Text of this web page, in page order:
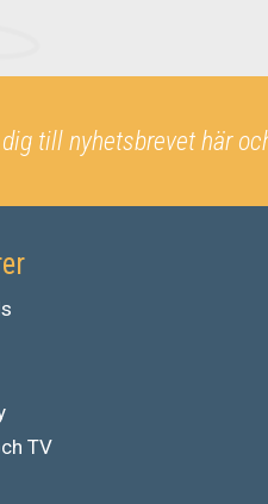
till nyhetsbrevet här
TV